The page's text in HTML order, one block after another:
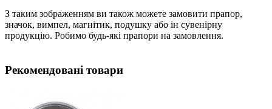
З таким зображенням ви також можете замовити прапор,
значок, вимпел, магнітик, подушку або ін сувенірну
продукцію. Робимо будь-які прапори на замовлення.
Рекомендовані товари